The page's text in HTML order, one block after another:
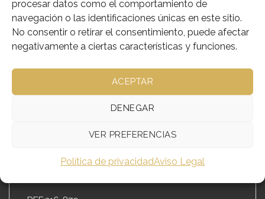
procesar datos como el comportamiento de
navegación o las identificaciones únicas en este sitio.
No consentir o retirar el consentimiento, puede afectar
negativamente a ciertas características y funciones.
ACEPTAR
DENEGAR
VER PREFERENCIAS
Política de privacidadAviso Legal
Añadir a deseos
SKU: 216-870
Categorías:Objetos Litúrgicos de Celebración,Varios de la Iglesia
INFORMACIÓN ADICIONAL